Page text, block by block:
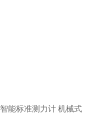
智能标准测力计 机械式